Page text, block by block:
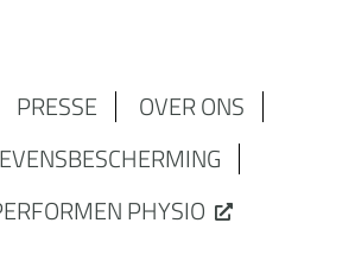
PRESSE
OVER ONS
PHYSIO